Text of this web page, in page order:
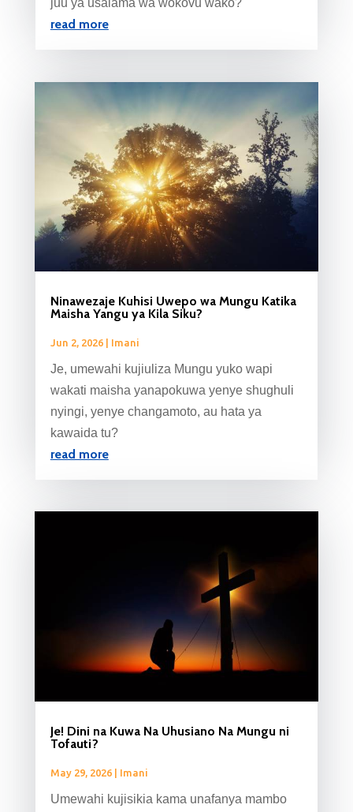
juu ya usalama wa wokovu wako?
read more
Ninawezaje Kuhisi Uwepo wa Mungu Katika
Maisha Yangu ya Kila Siku?
Jun 2, 2026| Imani
Je, umewahi kujiuliza Mungu yuko wapi
wakati maisha yanapokuwa yenye shughuli
nyingi, yenye changamoto, au hata ya
kawaida tu?
read more
Je! Dini na Kuwa Na Uhusiano Na Mungu ni
Tofauti?
May 29, 2026| Imani
Umewahi kujisikia kama unafanya mambo